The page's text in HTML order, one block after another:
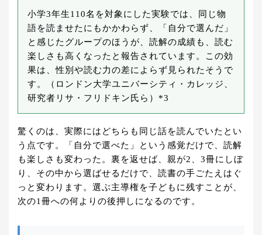
小学3年生110名を対象にした実験では、同じ物
語を読ませたにもかかわらず、「自分で選んだ」
と感じたグループのほうが、読解の成績も、読む
楽しさも高くなったと報告されています。この効
果は、性別や読む力の差によらず見られたそうで
す。（ロンドン大学ユニバーシティ・カレッジ、
研究者リサ・フリドキン氏ら）*3
驚くのは、実際にはどちらも同じ話を読んでいたとい
う点です。「自分で選べた」という感覚だけで、読解
も楽しさも変わった。裏を返せば、親が2、3冊にしぼ
り、その中から選ばせるだけで、読書の手ごたえはぐ
っと変わります。選ぶ主導権を子どもに残すことが、
次の1冊への何よりの後押しになるのです。